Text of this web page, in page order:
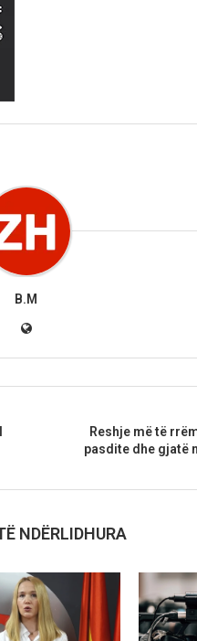
B.M
Reshje më të
pasdite dhe gjatë
NDËRLIDHURA